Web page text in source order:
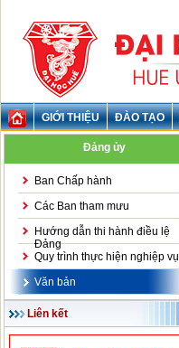
GIỚI THIỆU ĐÀO TẠO
Đảng ủy
Ban Chấp hành
Các Ban tham mưu
Hướng dẫn thi hành điều lệ
Đảng
Quy trình thực hiện nghiệp vụ
Văn bản
Liên kết